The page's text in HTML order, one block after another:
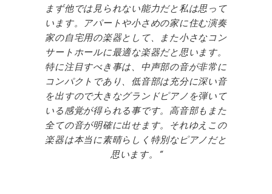
まず他では見られない能力だと私は思って
います。アパートや小さめの家に住む演奏
家の自宅用の楽器として、また小さなコン
サートホールに最適な楽器だと思います。
特に注目すべき事は、中声部の音が非常に
コンパクトであり、低音部は充分に深い音
を出すので大きなグランドピアノを弾いて
いる感覚が得られる事です。高音部もまた
全ての音が明確に出せます。それゆえこの
楽器は本当に素晴らしく特別なピアノだと
思います。